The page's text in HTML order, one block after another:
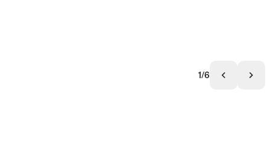
1/6